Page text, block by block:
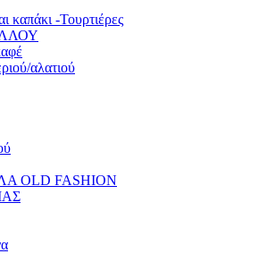
καπάκι -Τουρτιέρες
αλατιού
OLD FASHION